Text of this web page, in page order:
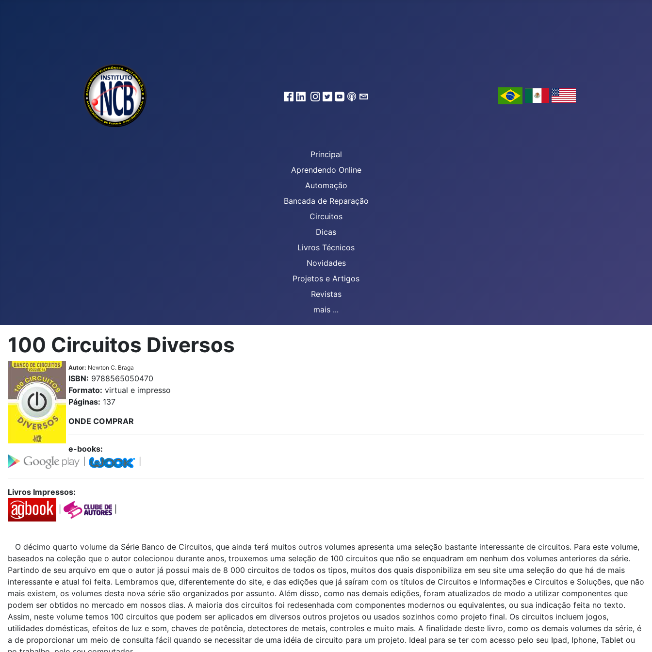
Principal
Aprendendo Online
Automação
Bancada de Reparação
Circuitos
Dicas
Livros Técnicos
Novidades
Projetos e Artigos
Revistas
mais ...
100 Circuitos Diversos
Autor: Newton C. Braga
ISBN: 9788565050470
Formato: virtual e impresso
Páginas: 137
ONDE COMPRAR
e-books:
Livros Impressos:
O décimo quarto volume da Série Banco de Circuitos, que ainda terá muitos outros volumes apresenta uma seleção bastante interessante de circuitos. Para este volume,
baseados na coleção que o autor colecionou durante anos, trouxemos uma seleção de 100 circuitos que não se enquadram em nenhum dos volumes anteriores da série.
Partindo de seu arquivo em que o autor já possui mais de 8 000 circuitos de todos os tipos, muitos dos quais disponibiliza em seu site uma seleção do que há de mais
interessante e atual foi feita. Lembramos que, diferentemente do site, e das edições que já saíram com os títulos de Circuitos e Informações e Circuitos e Soluções, que não
mais existem, os volumes desta nova série são organizados por assunto. Além disso, como nas demais edições, foram atualizados de modo a utilizar componentes que
podem ser obtidos no mercado em nossos dias. A maioria dos circuitos foi redesenhada com componentes modernos ou equivalentes, ou sua indicação feita no texto.
Assim, neste volume temos 100 circuitos que podem ser aplicados em diversos outros projetos ou usados sozinhos como projeto final. Os circuitos incluem jogos,
utilidades domésticas, efeitos de luz e som, chaves de potência, detectores de metais, controles e muito mais. A finalidade deste livro, como os demais volumes da série, é
a de proporcionar um meio de consulta fácil quando se necessitar de uma idéia de circuito para um projeto. Ideal para se ter com acesso pelo seu Ipad, Iphone, Tablet ou